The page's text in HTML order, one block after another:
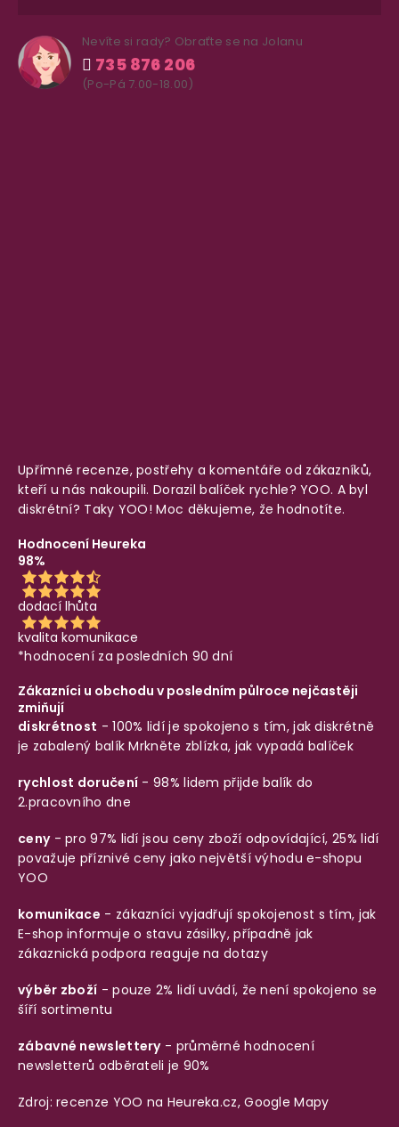
Nevíte si rady? Obraťte se na Jolanu
735 876 206
(Po-Pá 7.00-18.00)
Upřímné recenze, postřehy a komentáře od zákazníků,
kteří u nás nakoupili. Dorazil balíček rychle? YOO. A byl
diskrétní? Taky YOO! Moc děkujeme, že hodnotíte.
Hodnocení Heureka
98%
dodací lhůta
kvalita komunikace
*hodnocení za posledních 90 dní
Zákazníci u obchodu v posledním půlroce nejčastěji
zmiňují
diskrétnost - 100% lidí je spokojeno s tím, jak diskrétně
je zabalený balíkMrkněte zblízka, jak vypadá balíček
rychlost doručení - 98% lidem přijde balík do
2.pracovního dne
ceny- pro 97% lidí jsou ceny zboží odpovídající, 25% lidí
považuje příznivé ceny jako největší výhodu e-shopu
YOO
komunikace - zákazníci vyjadřují spokojenost s tím, jak
E-shop informuje o stavu zásilky, případně jak
zákaznická podpora reaguje na dotazy
výběr zboží - pouze 2% lidí uvádí, že není spokojeno se
šíří sortimentu
zábavné newslettery- průměrné hodnocení
newsletterů odběrateli je 90%
Zdroj: recenze YOO na Heureka.cz,Google Mapy